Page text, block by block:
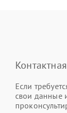
Если
свои данные